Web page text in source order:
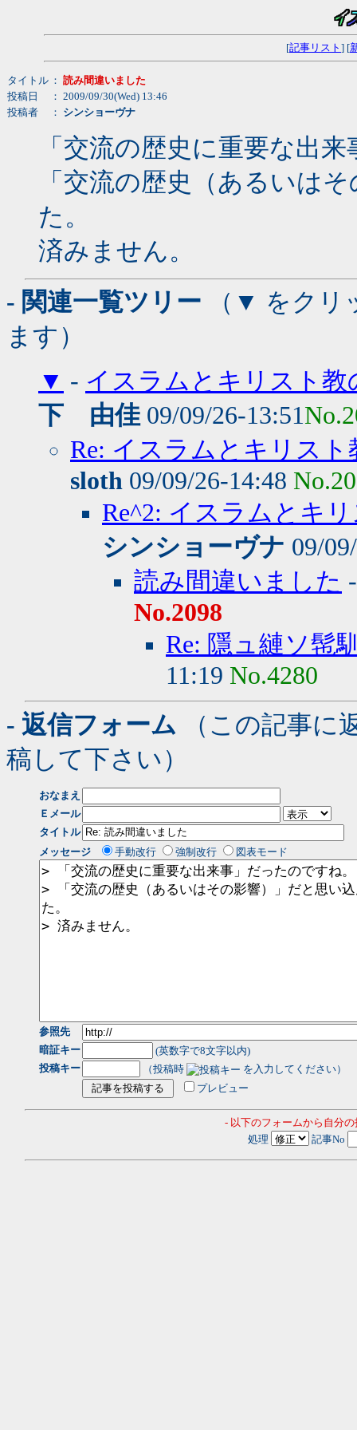
[記事リスト ] [
タイトル ： 読み間違いました
投稿日
： 2009/09/30(Wed) 13:46
投稿者
： シンショーヴナ
「交流の歴史に重要な出
「交流の歴史（あるいは
た。
済みません。
- 関連一覧ツリー （▼ をクリ
ます）
▼ - イスラムとキリスト
下 由佳09/09/26-13:51
Re: イスラムとキリス
sloth 09/09/26-14:48
Re^2: イスラムとキ
シンショーヴナ 09/
読み間違いました
No.2098
Re: 隱ュ縺ソ
11:19 No.4280
- 返信フォーム （この記事に
稿して下さい）
おなまえ
Ｅメール
タイトル
メッセージ
手動改行 強制改行 図表モード
参照先
暗証キー
(英数字で8文字以内)
投稿キー
（投稿時
を入力してください）
プレビュー
- 以下のフォームから自分
処理
記事No